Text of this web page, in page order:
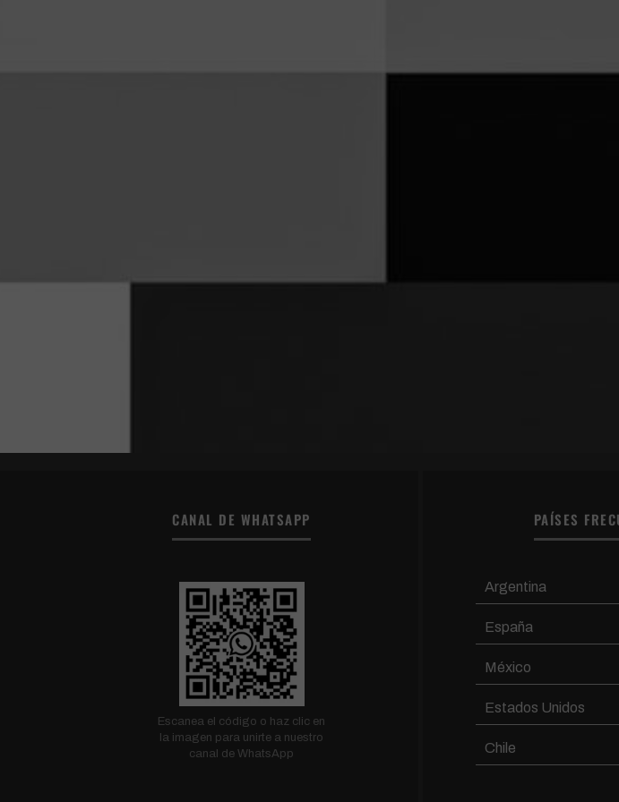
CANAL DE WHATSAPP
Escanea el código o haz clic en
la imagen para unirte a nuestro
canal de WhatsApp
PAÍSES
Argentina
España
México
Estados Unidos
Chile